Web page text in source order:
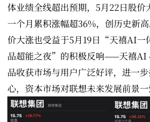
体业绩全线超出预期，5月22日股价
一个月累积涨幅超36%，创历史新
价大涨也受益于5月19日“天禧AI一
品超能之夜”的积极反响——天禧AI
品收获市场与用户广泛好评，进一
心，资本市场对联想未来发展前景一